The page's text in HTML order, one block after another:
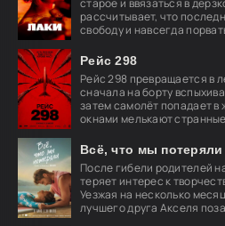
старое и ввязаться в
рассчитывает, что
свободу и навсегда
Рейс 298
Рейс 298 превращается в
сначала на борту
затем самолёт попадает в
окнами мелькают
Всё, что мы потеряли
После гибели родителей
теряет интерес к
Уезжая на несколько
лучшего друга Акселя